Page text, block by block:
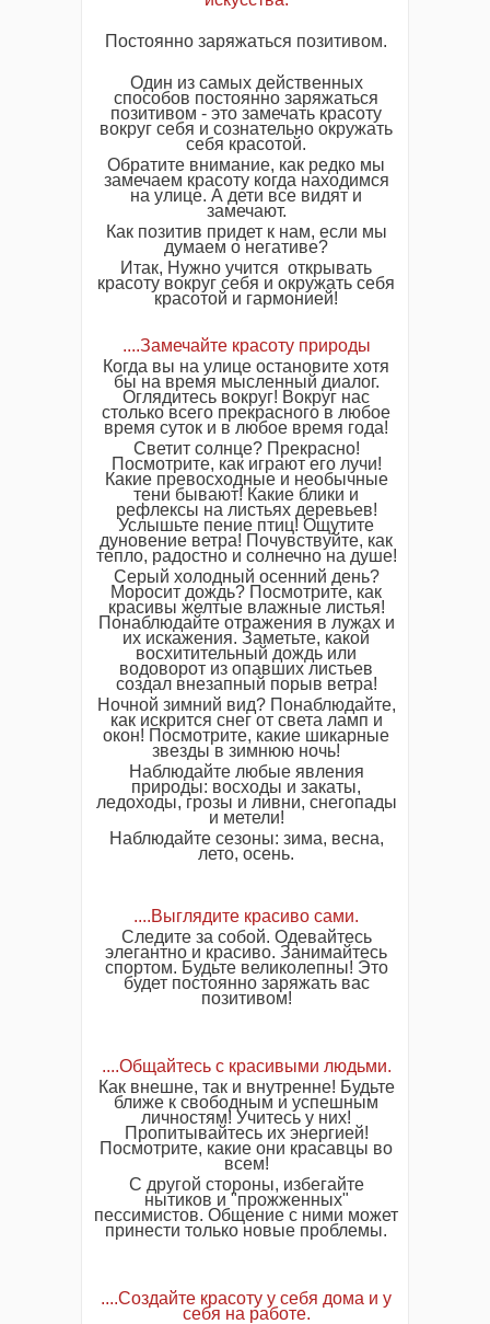
Постоянно заряжаться позитивом.
Один из самых действенных
способов постоянно заряжаться
позитивом - это замечать красоту
вокруг себя и сознательно окружать
себя красотой.
Обратите внимание, как редко мы
замечаем красоту когда находимся
на улице. А дети все видят и
замечают.
Как позитив придет к нам, если мы
думаем о негативе?
Итак, Нужно учится открывать
красоту вокруг себя и окружать себя
красотой и гармонией!
....Замечайте красоту природы
Когда вы на улице остановите хотя
бы на время мысленный диалог.
Оглядитесь вокруг! Вокруг нас
столько всего прекрасного в любое
время суток и в любое время года!
Светит солнце? Прекрасно!
Посмотрите, как играют его лучи!
Какие превосходные и необычные
тени бывают! Какие блики и
рефлексы на листьях деревьев!
Услышьте пение птиц! Ощутите
дуновение ветра! Почувствуйте, как
тепло, радостно и солнечно на душе!
Серый холодный осенний день?
Моросит дождь? Посмотрите, как
красивы желтые влажные листья!
Понаблюдайте отражения в лужах и
их искажения. Заметьте, какой
восхитительный дождь или
водоворот из опавших листьев
создал внезапный порыв ветра!
Ночной зимний вид? Понаблюдайте,
как искрится снег от света ламп и
окон! Посмотрите, какие шикарные
звезды в зимнюю ночь!
Наблюдайте любые явления
природы: восходы и закаты,
ледоходы, грозы и ливни, снегопады
и метели!
Наблюдайте сезоны: зима, весна,
лето, осень.
....Выглядите красиво сами.
Следите за собой. Одевайтесь
элегантно и красиво. Занимайтесь
спортом. Будьте великолепны! Это
будет постоянно заряжать вас
позитивом!
....Общайтесь с красивыми людьми.
Как внешне, так и внутренне! Будьте
ближе к свободным и успешным
личностям! Учитесь у них!
Пропитывайтесь их энергией!
Посмотрите, какие они красавцы во
всем!
С другой стороны, избегайте
нытиков и "прожженных"
пессимистов. Общение с ними может
принести только новые проблемы.
....Создайте красоту у себя дома и у
себя на работе.